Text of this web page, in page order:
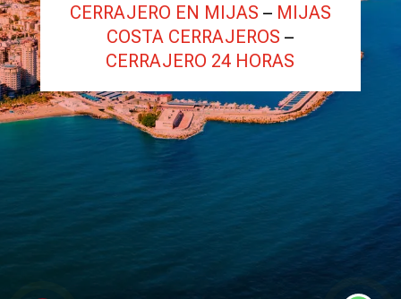
CERRAJERO EN MIJAS – MIJAS
COSTA CERRAJEROS –
CERRAJERO 24 HORAS